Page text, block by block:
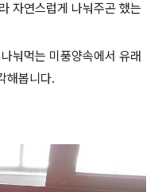
자연스럽게 나눠주곤 했는
눠먹는 미풍양속에서 유래
해봅니다.